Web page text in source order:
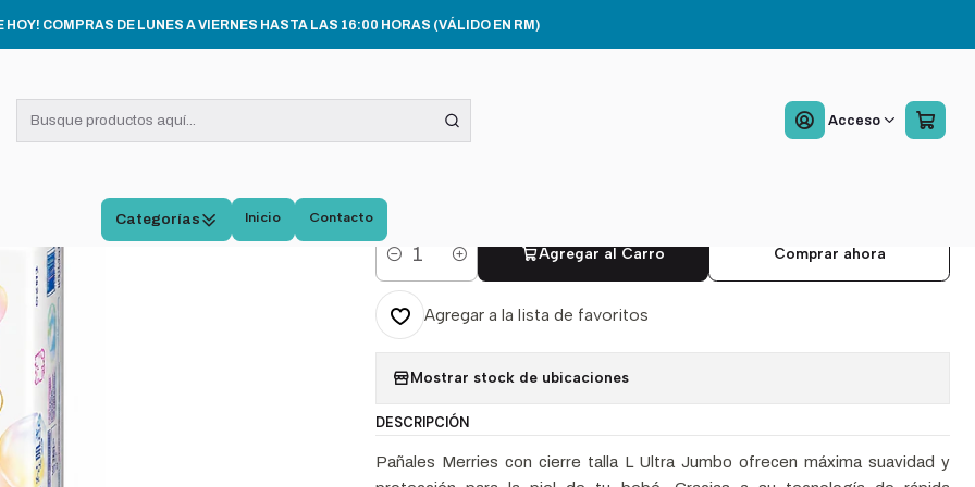
Acceso
Categorías Inicio Contacto
HOY! COMPRAS DE LUNES A VIERNES HASTA LAS 16:00 HORAS (VÁLIDO EN RM)
E HIGIENE INFANTIL Pañales Merries Con Cierre Ultra Jumbo Talla L 60 Unidades
Pañales Merries Con Cierre
Ultra Jumbo Talla L 60
Unidades
Cantidad
Agregar al Carro Comprar ahora
Agregar a la lista de favoritos
Mostrar stock de ubicaciones
DESCRIPCIÓN
Pañales Merries con cierre talla L Ultra Jumbo ofrecen máxima suavidad y